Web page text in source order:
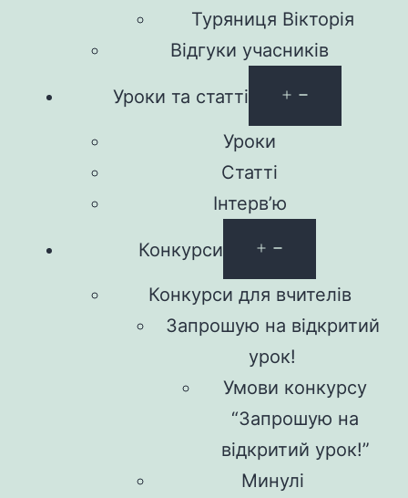
Туряниця Вікторія
Відгуки учасників
Уроки та статті
Уроки
Статті
Інтерв’ю
Конкурси
Конкурси для вчителів
Запрошую на відкритий
урок!
Умови конкурсу
“Запрошую на
відкритий урок!”
Минулі